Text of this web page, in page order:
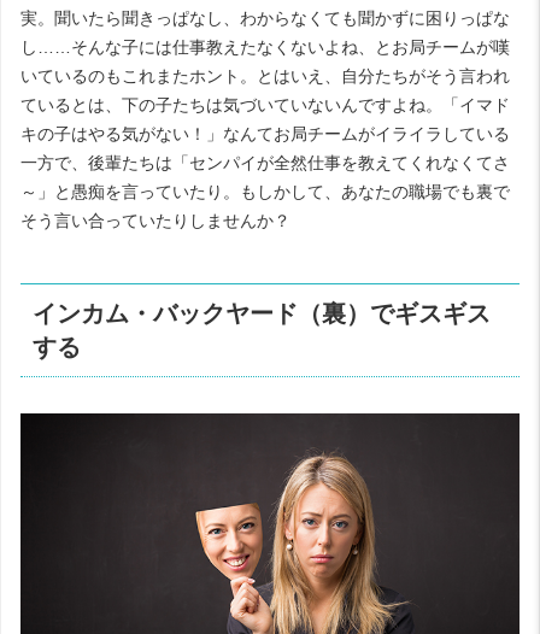
実。聞いたら聞きっぱなし、わからなくても聞かずに困りっぱな
し……そんな子には仕事教えたなくないよね、とお局チームが嘆
いているのもこれまたホント。とはいえ、自分たちがそう言われ
ているとは、下の子たちは気づいていないんですよね。「イマド
キの子はやる気がない！」なんてお局チームがイライラしている
一方で、後輩たちは「センパイが全然仕事を教えてくれなくてさ
～」と愚痴を言っていたり。もしかして、あなたの職場でも裏で
そう言い合っていたりしませんか？
インカム・バックヤード（裏）でギスギス
する